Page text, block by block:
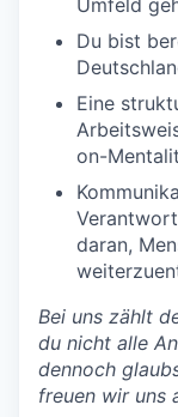
Umfeld
Du bist
Eine
on-
daran,
Bei uns zählt
du nicht alle
dennoch
freuen wir uns